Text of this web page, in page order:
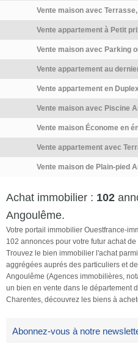
Vente maison avec
Vente appartement à Petit
Vente maison avec Parking
Vente appartement au
Vente appartement en
Vente maison avec Piscine
Vente maison Économe en
Vente appartement avec
Vente maison de Plain-pied
Achat immobilier : 102
Angoulême.
Votre portail immobilier Ouestfrance-
102 annonces pour votre futur achat
Trouvez le bien immobilier l'achat
aggrégées auprés des particuliers et
Angoulême (Agences immobilières,
un bien en vente dans le département
Charentes, découvrez les biens à
Abonnez-vous à notre